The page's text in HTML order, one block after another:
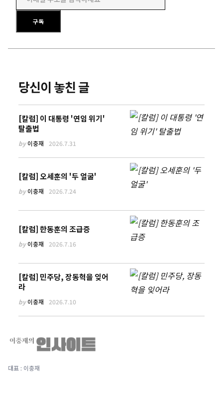
이메일 주소를 입력하세요
구독
당신이 놓친 글
[칼럼] 이 대통령 '연임 위기'
탈출법
by이충재 2026.7.31
[칼럼] 오세훈의 '두 얼굴'
by이충재 2026.7.24
[칼럼] 한동훈의 조급증
by이충재 2026.7.16
[칼럼] 민주당, 장동혁을 잊어
라
by이충재 2026.7.10
대표 : 이충재